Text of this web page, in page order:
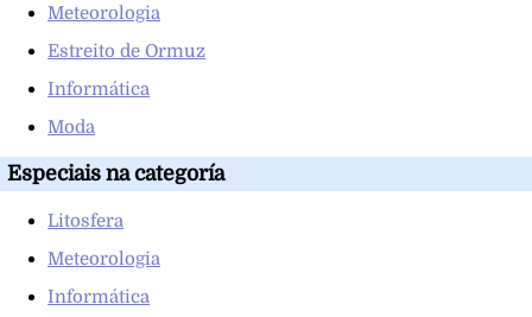
Meteorologia
Estreito de Ormuz
Informática
Moda
Especiais na categoría
Litosfera
Meteorologia
Informática